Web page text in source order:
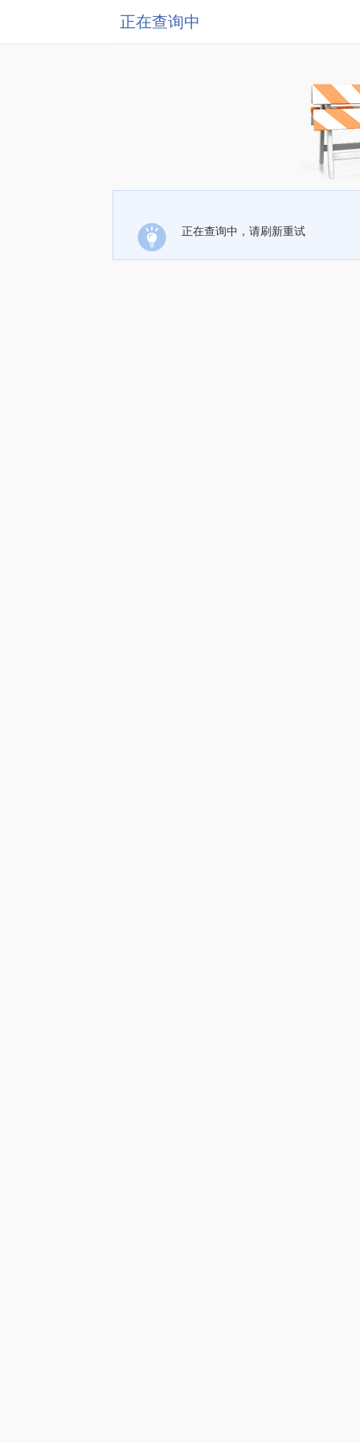
正在查询中
正在查询中，请刷新重试